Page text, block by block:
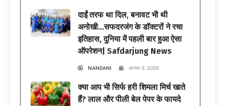
दाईं तरफ था दिल, बनावट भी थी
अनोखी…सफदरजंग के डॉक्टरों ने रचा
इतिहास, दुनिया में पहली बार हुआ ऐसा
ऑपरेशन| Safdarjung News
NANDANI अगस्त 3, 2026
क्या आप भी सिर्फ हरी शिमला मिर्च खाते
हैं? लाल और पीली बेल पेपर के फायदे